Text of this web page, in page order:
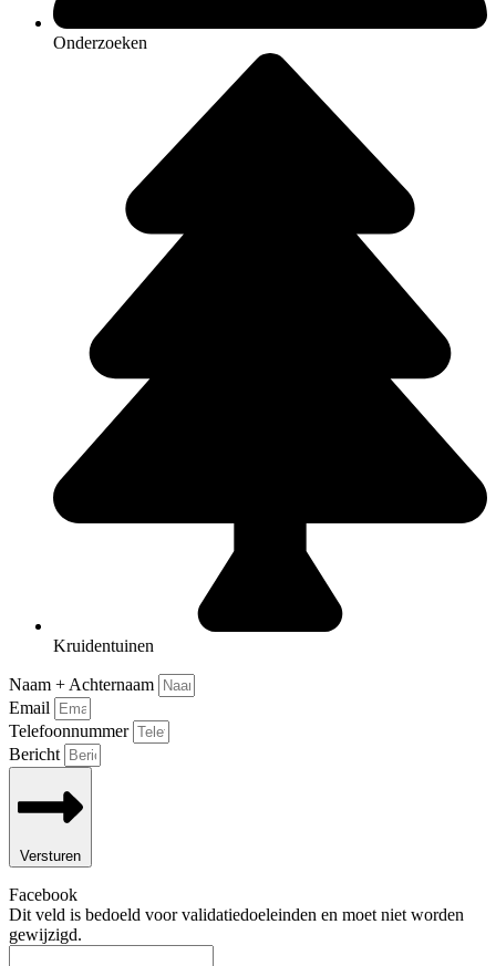
Onderzoeken
Kruidentuinen
Naam + Achternaam
Email
Telefoonnummer
Bericht
Versturen
Facebook
Dit veld is bedoeld voor validatiedoeleinden en moet niet worden
gewijzigd.